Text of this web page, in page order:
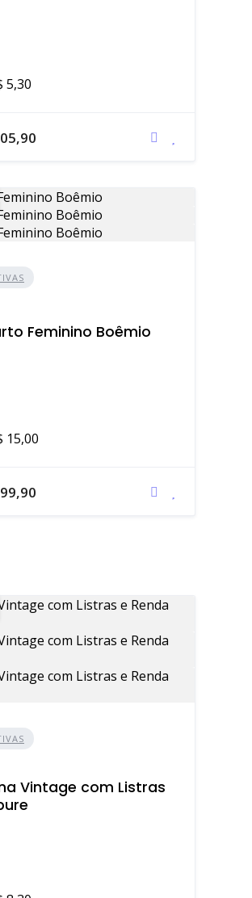
5,30
Feminino Boêmio
15,00
Vintage com Listras